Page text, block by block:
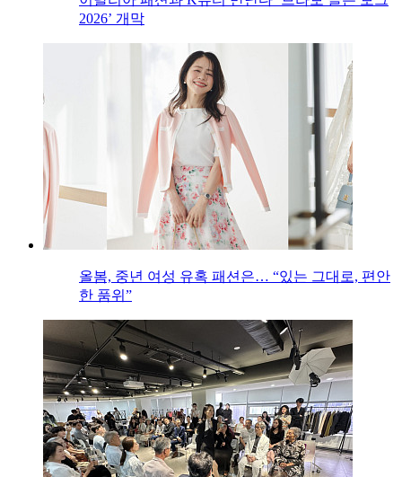
2026’ 개막
올봄, 중년 여성 유혹 패션은… “있는 그대로, 편안
한 품위”